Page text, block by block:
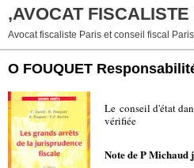
,AVOCAT
Avocat fiscaliste Paris et conseil fiscal
O FOUQUET
Le conseil d'état
vérifiée
Note de P Michaud